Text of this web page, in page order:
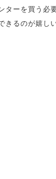
ターを買う必
きるのが嬉し